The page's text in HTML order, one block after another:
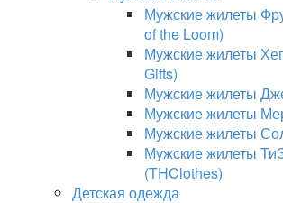
Мужские жилеты
of the Loom)
Мужские жилеты
Gifts)
Мужские жилеты
Мужские жилеты
Мужские жилеты
Мужские жилеты
(THClothes)
Детская одежда